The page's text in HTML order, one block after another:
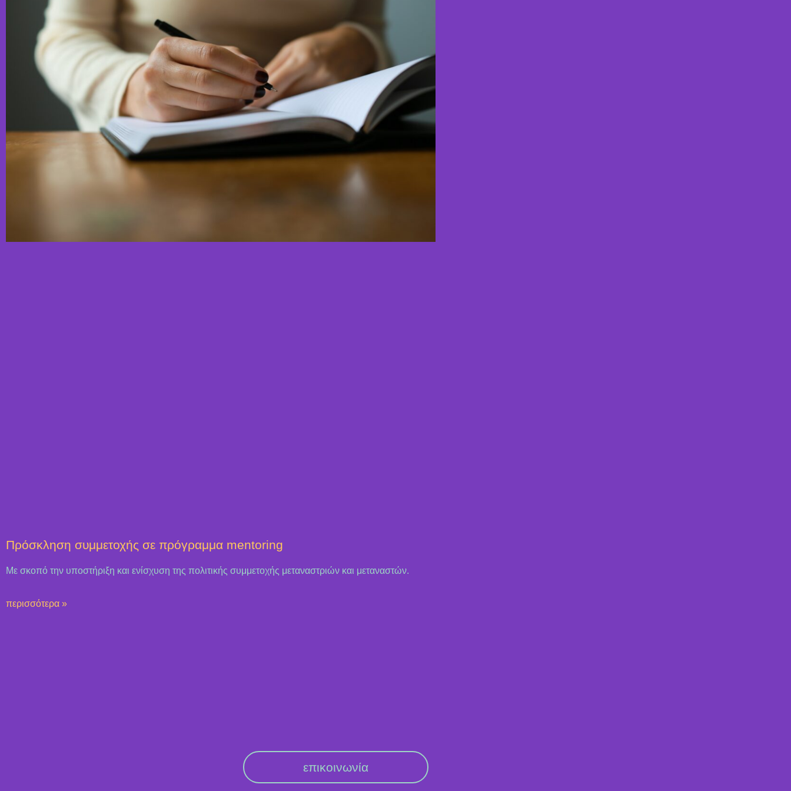
Πρόσκληση συμμετοχής σε πρόγραμμα mentoring
Με σκοπό την υποστήριξη και ενίσχυση της πολιτικής συμμετοχής μεταναστριών και μεταναστών.
περισσότερα »
επικοινωνία